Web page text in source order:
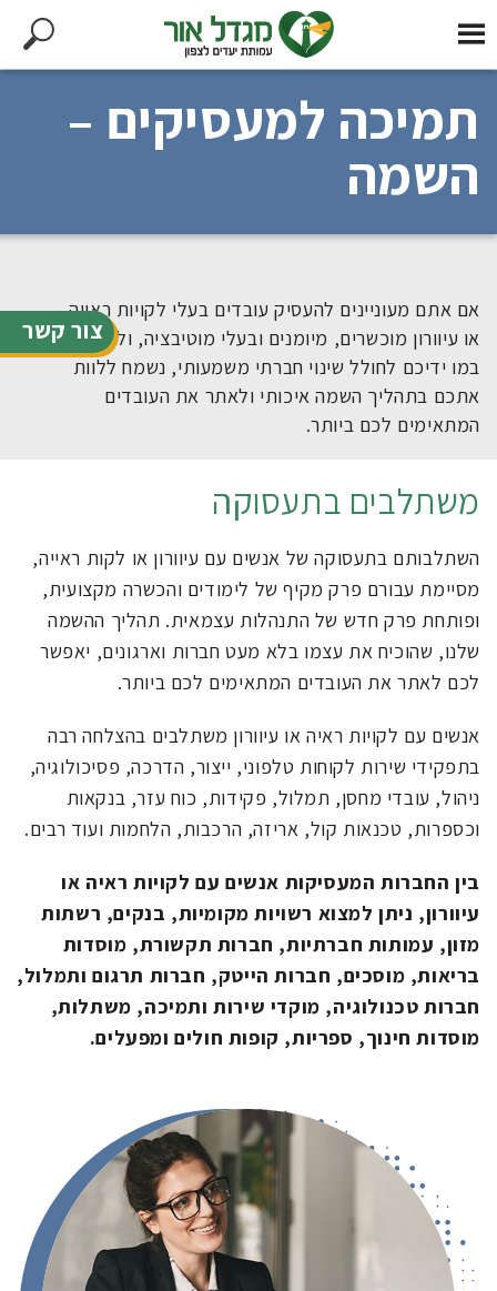
צור קשר
תמיכה למעסיקים –
השמה
אם אתם מעוניינים להעסיק עובדים בעלי לקויות ראייה
או עיוורון מוכשרים, מיומנים ובעלי מוטיבציה, ולסייע
במו ידיכם לחולל שינוי חברתי משמעותי, נשמח ללוות
אתכם בתהליך השמה איכותי ולאתר את העובדים
המתאימים לכם ביותר.
משתלבים בתעסוקה
השתלבותם בתעסוקה של אנשים עם עיוורון או לקות ראייה,
מסיימת עבורם פרק מקיף של לימודים והכשרה מקצועית,
ופותחת פרק חדש של התנהלות עצמאית. תהליך ההשמה
שלנו, שהוכיח את עצמו בלא מעט חברות וארגונים, יאפשר
לכם לאתר את העובדים המתאימים לכם ביותר.
אנשים עם לקויות ראיה או עיוורון משתלבים בהצלחה רבה
בתפקידי שירות לקוחות טלפוני, ייצור, הדרכה, פסיכולוגיה,
ניהול, עובדי מחסן, תמלול, פקידות, כוח עזר, בנקאות
וכספרות, טכנאות קול, אריזה, הרכבות, הלחמות ועוד רבים.
בין החברות המעסיקות אנשים עם לקויות ראיה או
עיוורון, ניתן למצוא רשויות מקומיות, בנקים, רשתות
מזון, עמותות חברתיות, חברות תקשורת, מוסדות
בריאות, מוסכים, חברות הייטק, חברות תרגום ותמלול,
חברות טכנולוגיה, מוקדי שירות ותמיכה, משתלות,
מוסדות חינוך, ספריות, קופות חולים ומפעלים.